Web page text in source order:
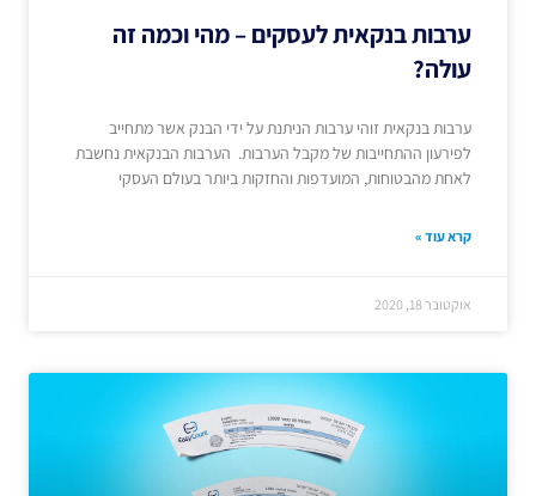
ערבות בנקאית לעסקים – מהי וכמה זה
עולה?
ערבות בנקאית זוהי ערבות הניתנת על ידי הבנק אשר מתחייב
לפירעון ההתחייבות של מקבל הערבות. הערבות הבנקאית נחשבת
לאחת מהבטוחות, המועדפות והחזקות ביותר בעולם העסקי
קרא עוד »
אוקטובר 18, 2020